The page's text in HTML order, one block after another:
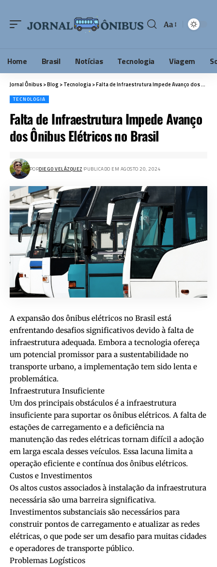
Aa
Home Brasil Notícias Tecnologia Viagem
Jornal Ônibus>Blog >Tecnologia>Falta de Infraestrutura Impede Avanço dos Ônibus Elétricos no Brasil
TECNOLOGIA
Falta de Infraestrutura Impede Avanço
dos Ônibus Elétricos no Brasil
PORDIEGO VELÁZQUEZ PUBLICADO EM AGOSTO 20, 2024
A expansão dos ônibus elétricos no Brasil está
enfrentando desafios significativos devido à falta de
infraestrutura adequada. Embora a tecnologia ofereça
um potencial promissor para a sustentabilidade no
transporte urbano, a implementação tem sido lenta e
problemática.
Infraestrutura Insuficiente
Um dos principais obstáculos é a infraestrutura
insuficiente para suportar os ônibus elétricos. A falta de
estações de carregamento e a deficiência na
manutenção das redes elétricas tornam difícil a adoção
em larga escala desses veículos. Essa lacuna limita a
operação eficiente e contínua dos ônibus elétricos.
Custos e Investimentos
Os altos custos associados à instalação da infraestrutura
necessária são uma barreira significativa.
Investimentos substanciais são necessários para
construir pontos de carregamento e atualizar as redes
elétricas, o que pode ser um desafio para muitas cidades
e operadores de transporte público.
Problemas Logísticos